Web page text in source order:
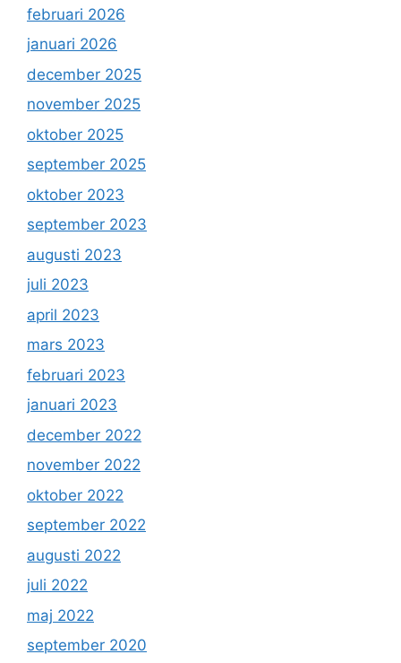
februari 2026
januari 2026
december 2025
november 2025
oktober 2025
september 2025
oktober 2023
september 2023
augusti 2023
juli 2023
april 2023
mars 2023
februari 2023
januari 2023
december 2022
november 2022
oktober 2022
september 2022
augusti 2022
juli 2022
maj 2022
september 2020